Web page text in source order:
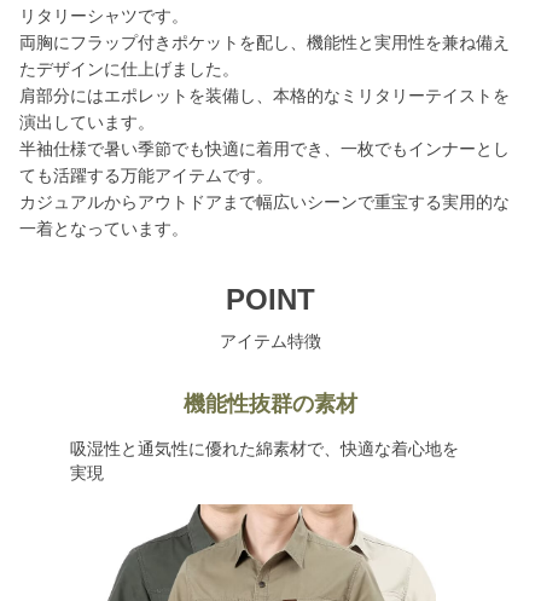
リタリーシャツです。
両胸にフラップ付きポケットを配し、機能性と実用性を兼ね備え
たデザインに仕上げました。
肩部分にはエポレットを装備し、本格的なミリタリーテイストを
演出しています。
半袖仕様で暑い季節でも快適に着用でき、一枚でもインナーとし
ても活躍する万能アイテムです。
カジュアルからアウトドアまで幅広いシーンで重宝する実用的な
一着となっています。
POINT
アイテム特徴
機能性抜群の素材
吸湿性と通気性に優れた綿素材で、快適な着心地を
実現